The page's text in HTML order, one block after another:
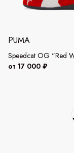
PUMA
Speedcat OG "Red
от 17 000 ₽